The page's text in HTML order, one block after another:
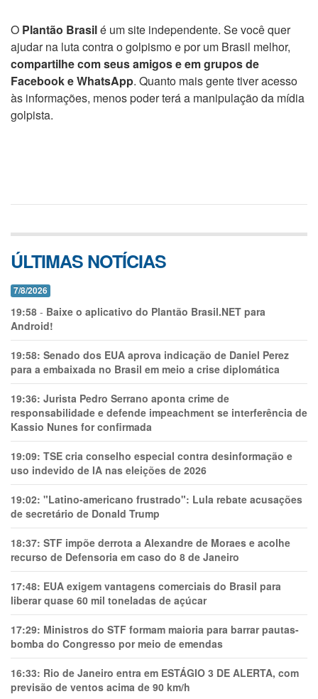
O Plantão Brasilé um site independente. Se você quer
ajudar na luta contra o golpismo e por um Brasil melhor,
compartilhe com seus amigos e em grupos de
Facebook e WhatsApp. Quanto mais gente tiver acesso
às informações, menos poder terá a manipulação da mídia
golpista.
ÚLTIMAS NOTÍCIAS
7/8/2026
19:58 - Baixe o aplicativo do Plantão Brasil.NET para
Android!
19:58: Senado dos EUA aprova indicação de Daniel Perez
para a embaixada no Brasil em meio a crise diplomática
19:36: Jurista Pedro Serrano aponta crime de
responsabilidade e defende impeachment se interferência de
Kassio Nunes for confirmada
19:09: TSE cria conselho especial contra desinformação e
uso indevido de IA nas eleições de 2026
19:02: "Latino-americano frustrado": Lula rebate acusações
de secretário de Donald Trump
18:37: STF impõe derrota a Alexandre de Moraes e acolhe
recurso de Defensoria em caso do 8 de Janeiro
17:48: EUA exigem vantagens comerciais do Brasil para
liberar quase 60 mil toneladas de açúcar
17:29: Ministros do STF formam maioria para barrar pautas-
bomba do Congresso por meio de emendas
16:33: Rio de Janeiro entra em ESTÁGIO 3 DE ALERTA, com
previsão de ventos acima de 90 km/h